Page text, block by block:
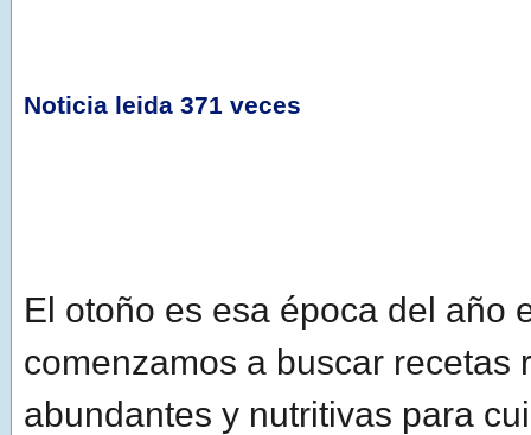
Noticia leida 371 veces
El otoño es esa época del año
comenzamos a buscar recetas
abundantes y nutritivas para